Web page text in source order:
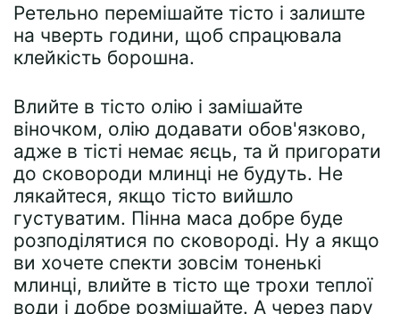
Ретельно перемішайте тісто і залиште
на чверть години, щоб спрацювала
клейкість борошна.
Влийте в тісто олію і замішайте
віночком, олію додавати обов'язково,
адже в тісті немає яєць, та й пригорати
до сковороди млинці не будуть. Не
лякайтеся, якщо тісто вийшло
густуватим. Пінна маса добре буде
розподілятися по сковороді. Ну а якщо
ви хочете спекти зовсім тоненькі
млинці, влийте в тісто ще трохи теплої
води і добре розмішайте. А через пару